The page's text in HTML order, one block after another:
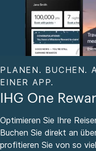
PLANEN. BUCHEN.
EINER APP.
IHG One
Optimieren Sie Ihre
Buchen Sie direkt an
profitieren Sie von so